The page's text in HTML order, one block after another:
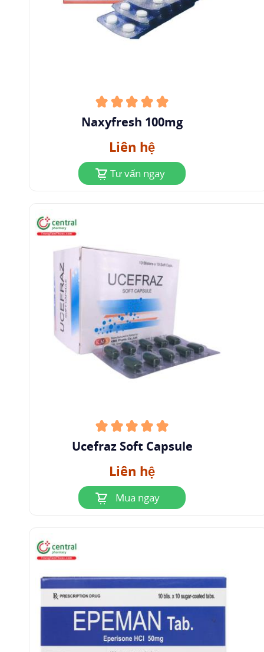
Naxyfresh 100mg
Liên hệ
Tư vấn ngay
Ucefraz Soft Capsule
Liên hệ
Mua ngay